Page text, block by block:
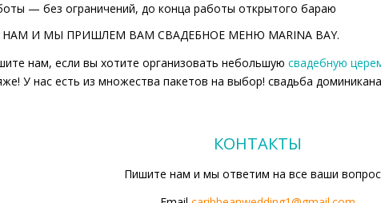
— без ограничений, до конца работы открытого бараю
И МЫ ПРИШЛЕМ ВАМ СВАДЕБНОЕ МЕНЮ MARINA BAY.
нам, если вы хотите организовать небольшую свадебную
У нас есть из множества пакетов на выбор! свадьба
КОНТАКТЫ
Пишите нам и мы ответим на все ваши